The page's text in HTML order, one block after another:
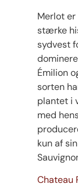
Merlot
stærke
sydvest
Émilion
sorten
plantet i
med
kun af
Chateau